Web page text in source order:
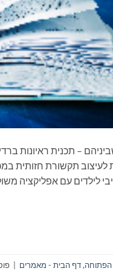
לעיצוב תקשורת חזותית
לילדים עם אפליקציה
הפתוחה,דף הבית - מאמרים